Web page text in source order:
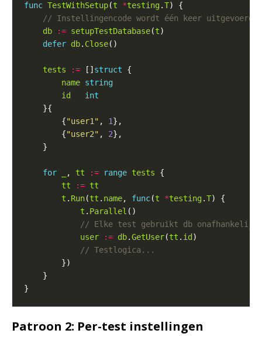
func TestWithSetup(t *testing.T
db := setupTestDatabase(t
defer db. Close
tests := [] struct
name string
id
int
        {
"user1" , 1
        {
"user2" , 2
for , tt := range tests
tt
:= tt
t . Run(tt . name, func(t *testing.T
t . Parallel
user
:= db.GetUser(tt . id
Patroon 2: Per-test instellingen